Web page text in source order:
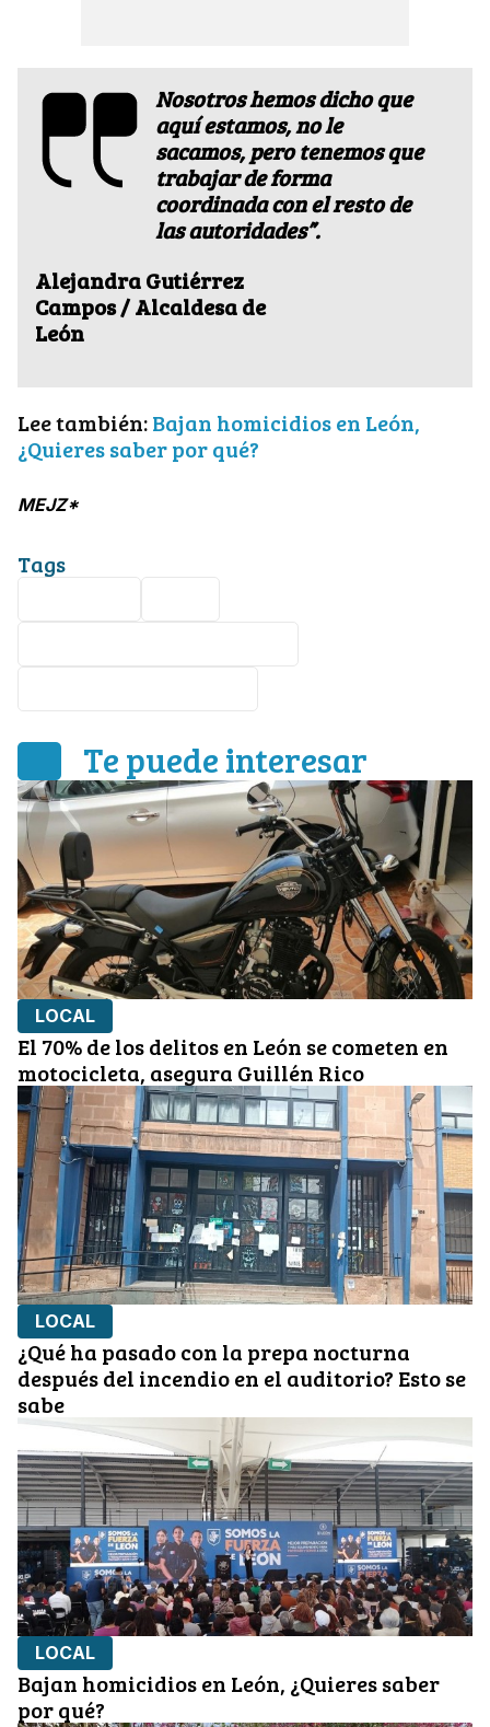
Nosotros hemos dicho que
aquí estamos, no le
sacamos, pero tenemos que
trabajar de forma
coordinada con el resto de
las autoridades”.
Alejandra Gutiérrez
Campos / Alcaldesa de
León
Lee también:Bajan homicidios en León,
¿Quieres saber por qué?
MEJZ*
Tags
Te puede interesar
LOCAL
El 70% de los delitos en León se cometen en
motocicleta, asegura Guillén Rico
LOCAL
¿Qué ha pasado con la prepa nocturna
después del incendio en el auditorio? Esto se
sabe
LOCAL
Bajan homicidios en León, ¿Quieres saber
por qué?